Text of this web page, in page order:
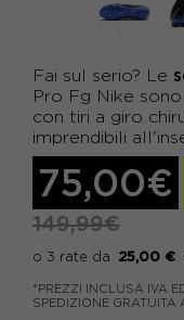
Fai sul serio? Le
Pro Fg Nike
con tiri a giro
imprendibili
75,00€
149,99€
25,00 €
*PREZZI INCLUSA IVA
SPEDIZIONE